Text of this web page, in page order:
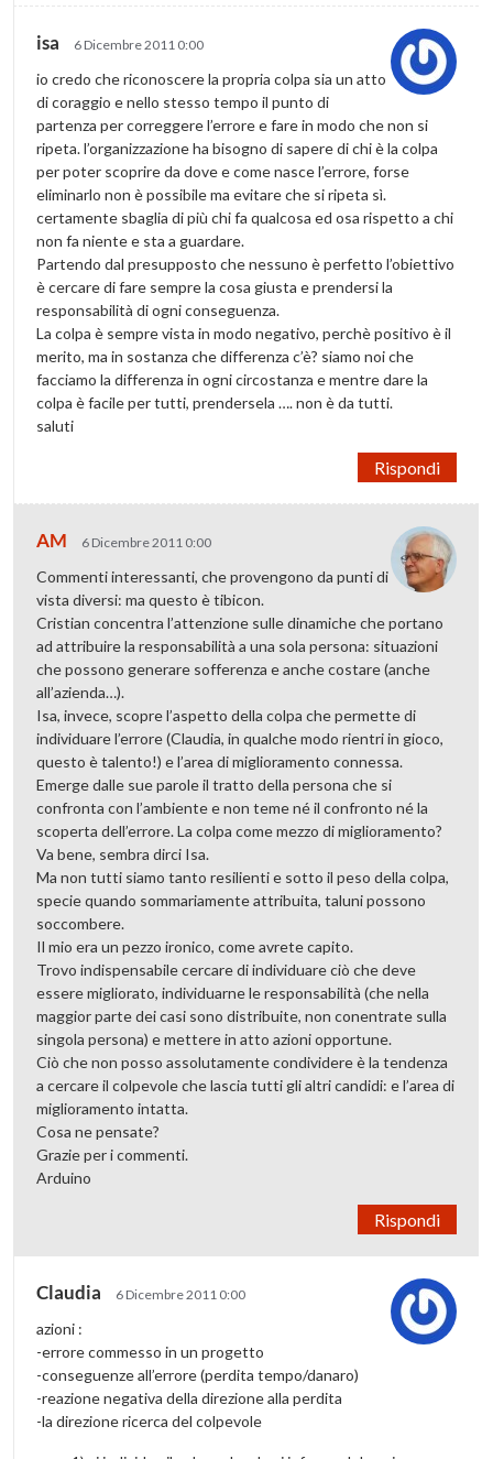
isa 6 Dicembre 2011 0:00
io credo che riconoscere la propria colpa sia un atto
di coraggio e nello stesso tempo il punto di
partenza per correggere l’errore e fare in modo che non si
ripeta. l’organizzazione ha bisogno di sapere di chi è la colpa
per poter scoprire da dove e come nasce l’errore, forse
eliminarlo non è possibile ma evitare che si ripeta sì.
certamente sbaglia di più chi fa qualcosa ed osa rispetto a chi
non fa niente e sta a guardare.
Partendo dal presupposto che nessuno è perfetto l’obiettivo
è cercare di fare sempre la cosa giusta e prendersi la
responsabilità di ogni conseguenza.
La colpa è sempre vista in modo negativo, perchè positivo è il
merito, ma in sostanza che differenza c’è? siamo noi che
facciamo la differenza in ogni circostanza e mentre dare la
colpa è facile per tutti, prendersela …. non è da tutti.
saluti
Rispondi
AM 6 Dicembre 2011 0:00
Commenti interessanti, che provengono da punti di
vista diversi: ma questo è tibicon.
Cristian concentra l’attenzione sulle dinamiche che portano
ad attribuire la responsabilità a una sola persona: situazioni
che possono generare sofferenza e anche costare (anche
all’azienda…).
Isa, invece, scopre l’aspetto della colpa che permette di
individuare l’errore (Claudia, in qualche modo rientri in gioco,
questo è talento!) e l’area di miglioramento connessa.
Emerge dalle sue parole il tratto della persona che si
confronta con l’ambiente e non teme né il confronto né la
scoperta dell’errore. La colpa come mezzo di miglioramento?
Va bene, sembra dirci Isa.
Ma non tutti siamo tanto resilienti e sotto il peso della colpa,
specie quando sommariamente attribuita, taluni possono
soccombere.
Il mio era un pezzo ironico, come avrete capito.
Trovo indispensabile cercare di individuare ciò che deve
essere migliorato, individuarne le responsabilità (che nella
maggior parte dei casi sono distribuite, non conentrate sulla
singola persona) e mettere in atto azioni opportune.
Ciò che non posso assolutamente condividere è la tendenza
a cercare il colpevole che lascia tutti gli altri candidi: e l’area di
miglioramento intatta.
Cosa ne pensate?
Grazie per i commenti.
Arduino
Rispondi
Claudia 6 Dicembre 2011 0:00
azioni :
-errore commesso in un progetto
-conseguenze all’errore (perdita tempo/danaro)
-reazione negativa della direzione alla perdita
-la direzione ricerca del colpevole